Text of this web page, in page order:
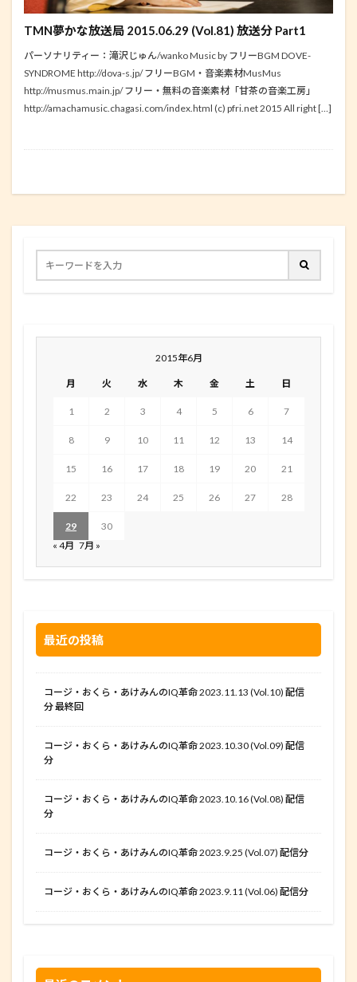
TMN夢かな放送局 2015.06.29 (Vol.81) 放送分 Part1
パーソナリティー：滝沢じゅん/wanko Music by フリーBGM DOVE-
SYNDROME http://dova-s.jp/ フリーBGM・音楽素材MusMus
http://musmus.main.jp/ フリー・無料の音楽素材「甘茶の音楽工房」
http://amachamusic.chagasi.com/index.html (c) pfri.net 2015 All right […]
2015年6月
月 火 水 木 金 土 日
1 2 3 4 5 6 7
8 9 10 11 12 13 14
15 16 17 18 19 20 21
22 23 24 25 26 27 28
29
30
« 4月 7月 »
最近の投稿
コージ・おくら・あけみんのIQ革命 2023.11.13 (Vol.10) 配信
分 最終回
コージ・おくら・あけみんのIQ革命 2023.10.30 (Vol.09) 配信
分
コージ・おくら・あけみんのIQ革命 2023.10.16 (Vol.08) 配信
分
コージ・おくら・あけみんのIQ革命 2023.9.25 (Vol.07) 配信分
コージ・おくら・あけみんのIQ革命 2023.9.11 (Vol.06) 配信分